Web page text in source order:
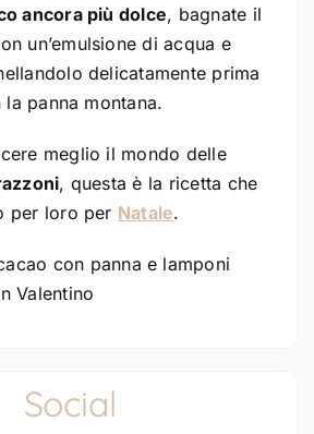
ancora più dolce, bagnate il
un’emulsione di acqua e
delicatamente prima
panna montana.
meglio il mondo delle
, questa è la ricetta che
per loro per Natale.
Valentino
Social